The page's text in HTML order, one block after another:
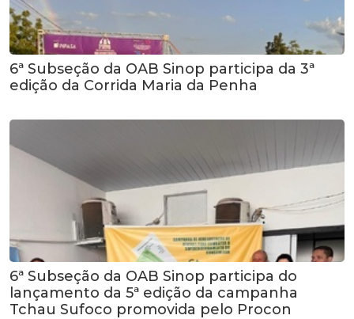
6ª Subseção da OAB Sinop participa da 3ª
edição da Corrida Maria da Penha
6ª Subseção da OAB Sinop participa do
lançamento da 5ª edição da campanha
Tchau Sufoco promovida pelo Procon